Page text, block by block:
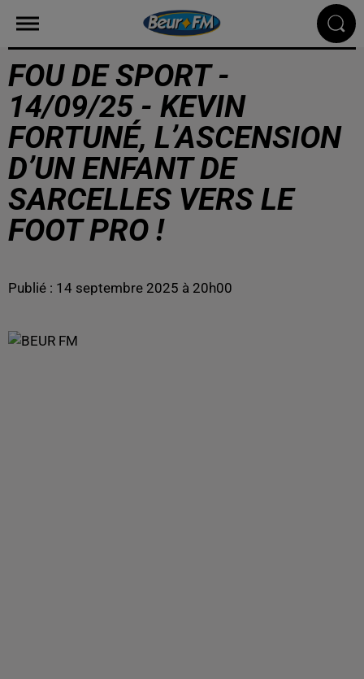
FOU DE SPORT -
14/09/25 - KEVIN
FORTUNÉ, L’ASCENSION
D’UN ENFANT DE
SARCELLES VERS LE
FOOT PRO !
Publié : 14 septembre 2025 à 20h00